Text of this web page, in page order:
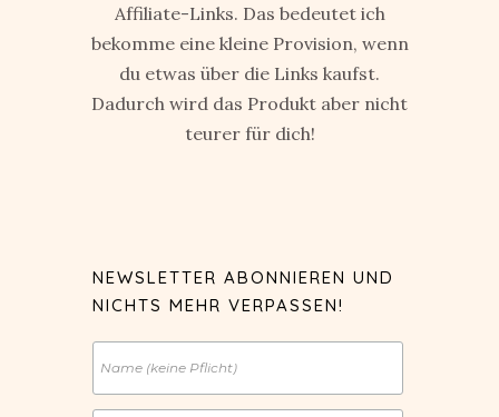
Affiliate-Links. Das bedeutet ich
bekomme eine kleine Provision, wenn
du etwas über die Links kaufst.
Dadurch wird das Produkt aber nicht
teurer für dich!
NEWSLETTER ABONNIEREN UND
NICHTS MEHR VERPASSEN!